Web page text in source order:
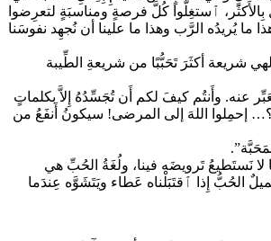
ٱستغِلُّوا كُلَّ فرصةٍ ومناسبَةٍ لتعرِضوا
ما يُريدُه الرَّب وهذا ما علينا أن نُجهِد نفوسَنا
شريعة أكثَرَ تَحَبُّبًا من شريعةِ الطِّيبة
عنه. وأَنتُم كيفَ لكم أَن تُجَسِّدُهُ إِلاَّ بكلماتٍ
إحمِلوا اللهَ إلى المرضى! سيكونُ أَنفَعُ من
لا نَستَطيعُ تَرويضَه فينا، ولُغَةُ الحُبِّ هي
الحُبُّ إِذا ٱقتَبَلْناه عَطاء ويَتَشَوَّه عِندَما